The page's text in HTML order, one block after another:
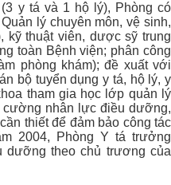
y tá và 1 hộ lý), Phòng có
lý chuyên môn, vệ sinh,
kỹ thuật viên, dược sỹ trung
toàn Bệnh viện; phân công
phòng khám); đề xuất với
bộ tuyển dụng y tá, hộ lý, y
tham gia học lớp quản lý
nhân lực điều dưỡng,
thiết để đảm bảo công tác
2004, Phòng Y tá trưởng
theo chủ trương của